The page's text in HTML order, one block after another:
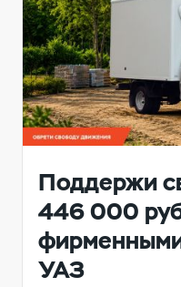
Поддержи
446 000
УАЗ